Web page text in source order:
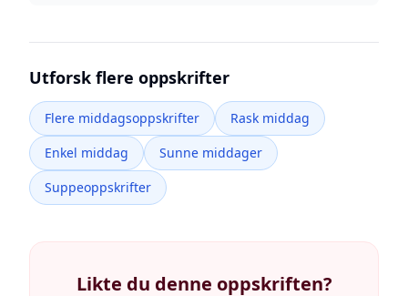
Utforsk flere oppskrifter
Flere middagsoppskrifter
Rask middag
Enkel middag
Sunne middager
Suppeoppskrifter
Likte du denne oppskriften?